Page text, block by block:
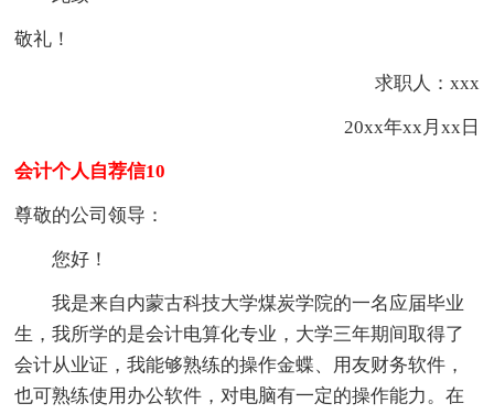
敬礼！
求职人：xxx
20xx年xx月xx日
会计个人自荐信10
尊敬的公司领导：
您好！
我是来自内蒙古科技大学煤炭学院的一名应届毕业
生，我所学的是会计电算化专业，大学三年期间取得了
会计从业证，我能够熟练的操作金蝶、用友财务软件，
也可熟练使用办公软件，对电脑有一定的操作能力。在